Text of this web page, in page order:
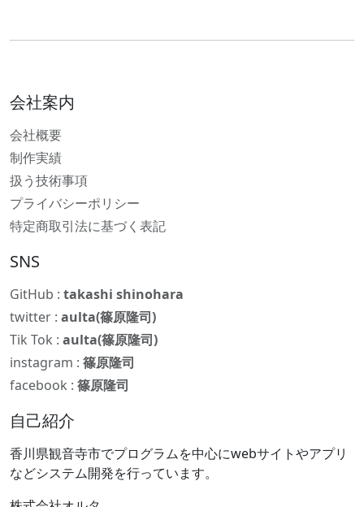
会社案内
会社概要
制作実績
扱う技術事項
プライバシーポリシー
特定商取引法に基づく表記
SNS
GitHub : takashi shinohara
twitter : aulta(篠原隆司)
Tik Tok : aulta(篠原隆司)
instagram : 篠原隆司
facebook : 篠原隆司
自己紹介
香川県観音寺市でプログラムを中心にwebサイトやアプリ
などシステム開発を行っています。